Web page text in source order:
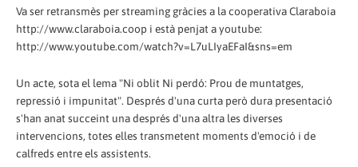
Va ser retransmès per streaming gràcies a la cooperativa Claraboia
http://www.claraboia.coop i està penjat a youtube:
http://www.youtube.com/watch?v=L7uLIyaEFaI&sns=em
Un acte, sota el lema "Ni oblit Ni perdó: Prou de muntatges,
repressió i impunitat". Després d'una curta però dura presentació
s'han anat succeint una després d'una altra les diverses
intervencions, totes elles transmetent moments d'emoció i de
calfreds entre els assistents.